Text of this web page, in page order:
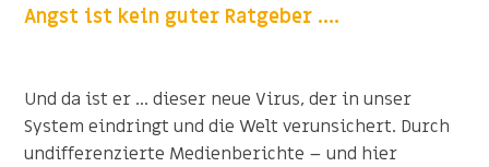
Angst ist kein guter Ratgeber ….
Und da ist er ... dieser neue Virus, der in unser
System eindringt und die Welt verunsichert. Durch
undifferenzierte Medienberichte – und hier